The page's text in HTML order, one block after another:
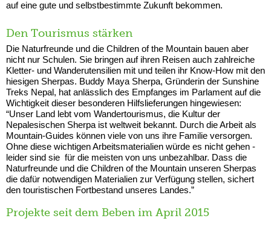
auf eine gute und selbstbestimmte Zukunft bekommen.
Den Tourismus stärken
Die Naturfreunde und die Children of the Mountain bauen aber
nicht nur Schulen. Sie bringen auf ihren Reisen auch zahlreiche
Kletter- und Wanderutensilien mit und teilen ihr Know-How mit den
hiesigen Sherpas. Buddy Maya Sherpa, Gründerin der Sunshine
Treks Nepal, hat anlässlich des Empfanges im Parlament auf die
Wichtigkeit dieser besonderen Hilfslieferungen hingewiesen:
“Unser Land lebt vom Wandertourismus, die Kultur der
Nepalesischen Sherpa ist weltweit bekannt. Durch die Arbeit als
Mountain-Guides können viele von uns ihre Familie versorgen.
Ohne diese wichtigen Arbeitsmaterialien würde es nicht gehen -
leider sind sie für die meisten von uns unbezahlbar. Dass die
Naturfreunde und die Children of the Mountain unseren Sherpas
die dafür notwendigen Materialien zur Verfügung stellen, sichert
den touristischen Fortbestand unseres Landes.”
Projekte seit dem Beben im April 2015